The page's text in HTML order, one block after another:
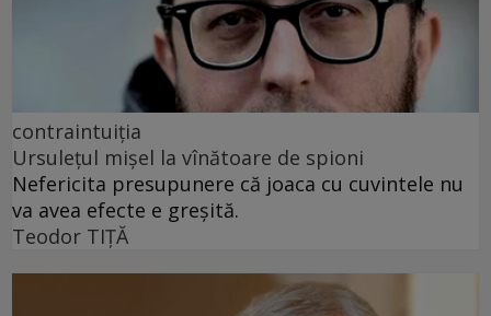
contraintuiția
Ursulețul mișel la vînătoare de spioni
Nefericita presupunere că joaca cu cuvintele nu
va avea efecte e greșită.
Teodor TIŢĂ